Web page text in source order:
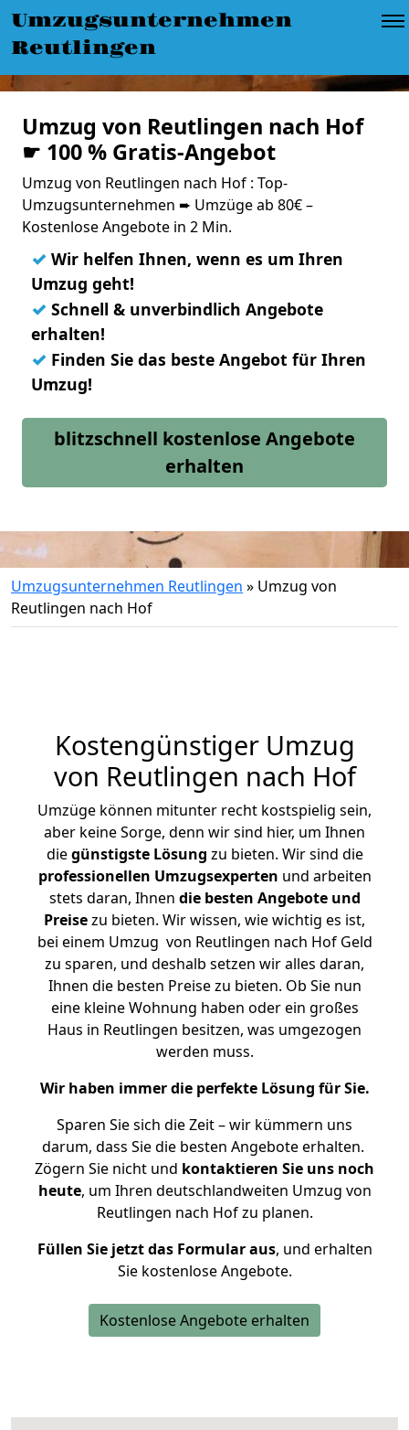
Umzugsunternehmen
Reutlingen
Umzug von Reutlingen nach Hof
☛ 100 % Gratis-Angebot
Umzug von Reutlingen nach Hof : Top-
Umzugsunternehmen ➨ Umzüge ab 80€ –
Kostenlose Angebote in 2 Min.
✓ Wir helfen Ihnen, wenn es um Ihren
Umzug geht!
✓ Schnell & unverbindlich Angebote
erhalten!
✓ Finden Sie das beste Angebot für Ihren
Umzug!
blitzschnell kostenlose Angebote
erhalten
Umzugsunternehmen Reutlingen » Umzug von
Reutlingen nach Hof
Kostengünstiger Umzug
von Reutlingen nach Hof
Umzüge können mitunter recht kostspielig sein,
aber keine Sorge, denn wir sind hier, um Ihnen
diegünstigste Lösung zu bieten. Wir sind die
professionellen Umzugsexperten und arbeiten
stets daran, Ihnen die besten Angebote und
Preisezu bieten. Wir wissen, wie wichtig es ist,
bei einem Umzug von Reutlingen nach Hof Geld
zu sparen, und deshalb setzen wir alles daran,
Ihnen die besten Preise zu bieten. Ob Sie nun
eine kleine Wohnung haben oder ein großes
Haus in Reutlingen besitzen, was umgezogen
werden muss.
Wir haben immer die perfekte Lösung für Sie.
Sparen Sie sich die Zeit – wir kümmern uns
darum, dass Sie die besten Angebote erhalten.
Zögern Sie nicht und kontaktieren Sie uns noch
heute, um Ihren deutschlandweiten Umzug von
Reutlingen nach Hof zu planen.
Füllen Sie jetzt das Formular aus, und erhalten
Sie kostenlose Angebote.
Kostenlose Angebote erhalten